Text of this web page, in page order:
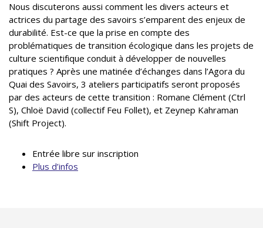
Nous discuterons aussi comment les divers acteurs et
actrices du partage des savoirs s’emparent des enjeux de
durabilité. Est-ce que la prise en compte des
problématiques de transition écologique dans les projets de
culture scientifique conduit à développer de nouvelles
pratiques ? Après une matinée d’échanges dans l’Agora du
Quai des Savoirs, 3 ateliers participatifs seront proposés
par des acteurs de cette transition : Romane Clément (Ctrl
S), Chloë David (collectif Feu Follet), et Zeynep Kahraman
(Shift Project).
Entrée libre sur inscription
Plus d’infos